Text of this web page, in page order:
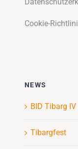
Cookie-
NEWS
BID Tibarg
Tibargfest